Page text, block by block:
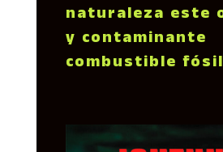
naturaleza este
y contaminante
combustible